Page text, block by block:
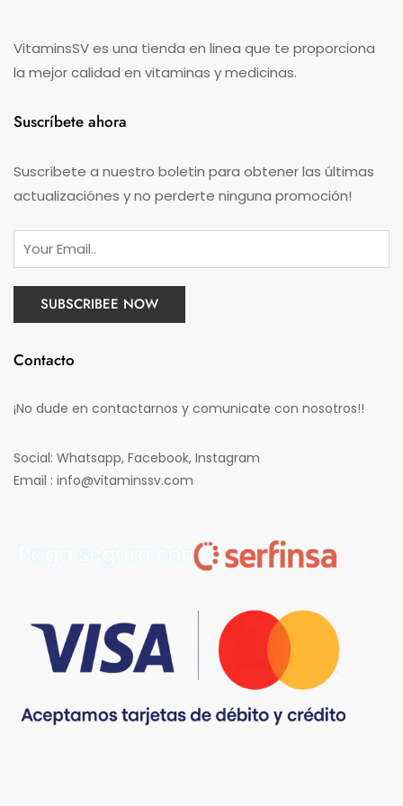
VitaminsSV es una tienda en linea que te proporciona
la mejor calidad en vitaminas y medicinas.
Suscríbete ahora
Suscríbete a nuestro boletin para obtener las últimas
actualizaciónes y no perderte ninguna promoción!
Contacto
¡No dude en contactarnos y comunicate con nosotros!!
Social: Whatsapp, Facebook, Instagram
Email : info@vitaminssv.com